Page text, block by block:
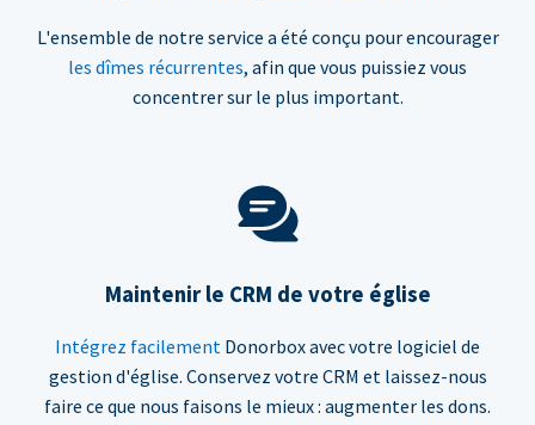
L'ensemble de notre service a été conçu pour encourager
les dîmes récurrentes, afin que vous puissiez vous
concentrer sur le plus important.
Maintenir le CRM de votre église
Intégrez facilement Donorbox avec votre logiciel de
gestion d'église. Conservez votre CRM et laissez-nous
faire ce que nous faisons le mieux : augmenter les dons.